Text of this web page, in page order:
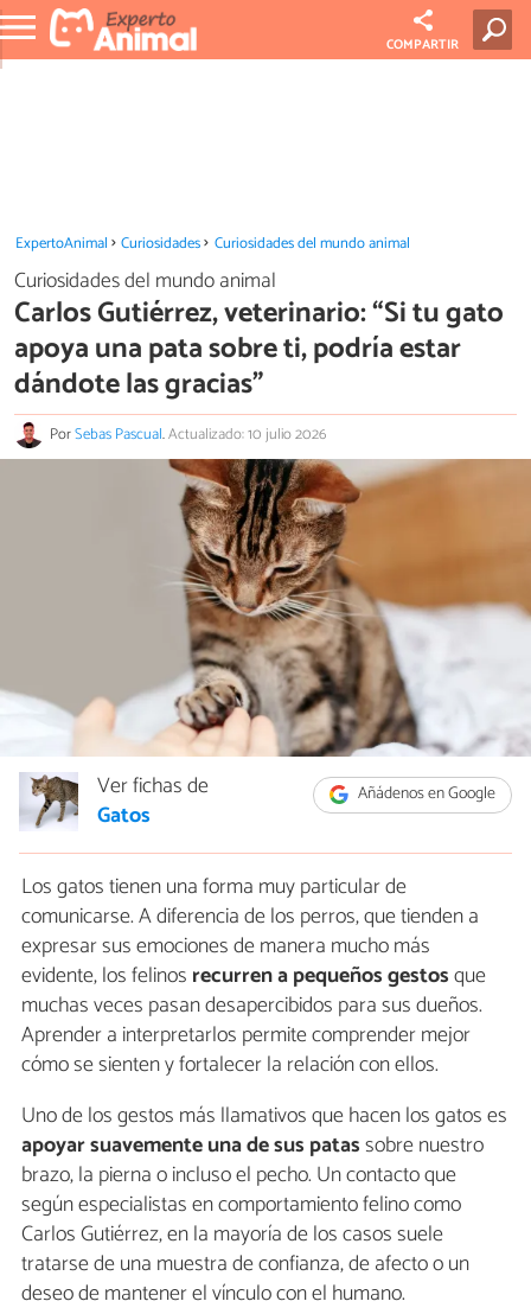
COMPARTIR
ExpertoAnimal Curiosidades Curiosidades del mundo animal
Curiosidades del mundo animal
Carlos Gutiérrez, veterinario: “Si tu gato
apoya una pata sobre ti, podría estar
dándote las gracias”
PorSebas Pascual.Actualizado: 10 julio 2026
Añádenos en Google
Ver fichas de
Gatos
Los gatos tienen una forma muy particular de
comunicarse. A diferencia de los perros, que tienden a
expresar sus emociones de manera mucho más
evidente, los felinos recurren a pequeños gestosque
muchas veces pasan desapercibidos para sus dueños.
Aprender a interpretarlos permite comprender mejor
cómo se sienten y fortalecer la relación con ellos.
Uno de los gestos más llamativos que hacen los gatos es
apoyar suavemente una de sus patassobre nuestro
brazo, la pierna o incluso el pecho. Un contacto que
según especialistas en comportamiento felino como
Carlos Gutiérrez, en la mayoría de los casos suele
tratarse de una muestra de confianza, de afecto o un
deseo de mantener el vínculo con el humano.